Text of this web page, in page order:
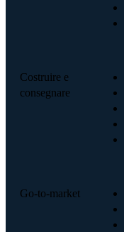
Costruire e
consegnare
Go-to-market